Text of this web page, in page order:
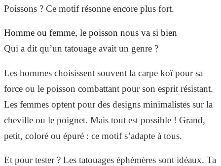
Poissons ? Ce motif résonne encore plus fort.
Homme ou femme, le poisson nous va si bien
Qui a dit qu’un tatouage avait un genre ?
Les hommes choisissent souvent la carpe koï pour sa
force ou le poisson combattant pour son esprit résistant.
Les femmes optent pour des designs minimalistes sur la
cheville ou le poignet. Mais tout est possible ! Grand,
petit, coloré ou épuré : ce motif s’adapte à tous.
Et pour tester ? Les tatouages éphémères sont idéaux. Ta